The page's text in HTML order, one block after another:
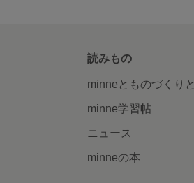
読みもの
minneとものづくりと
minne学習帖
ニュース
minneの本